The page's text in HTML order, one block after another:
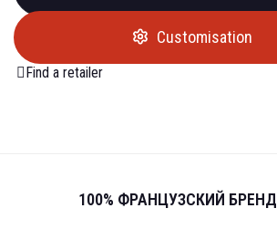
Customisation
Find a retailer
100% ФРАНЦУЗСКИЙ БРЕНД